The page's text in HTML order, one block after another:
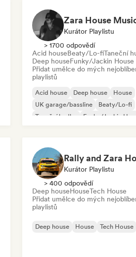
Kurátor Playlistu
> 1700 odpovědí
Acid houseBeaty/Lo-fiTaneční
Deep houseFunky/Jackin House
Přidat umělce do mých
playlistů
Acid house Deep house
House
UK garage/bassline
Beaty/Lo-fi
Taneční hudba
Funky/Jackin
Kurátor Playlistu
> 400 odpovědí
Deep houseHouseTech House
Přidat umělce do mých
playlistů
Deep house House Tech House